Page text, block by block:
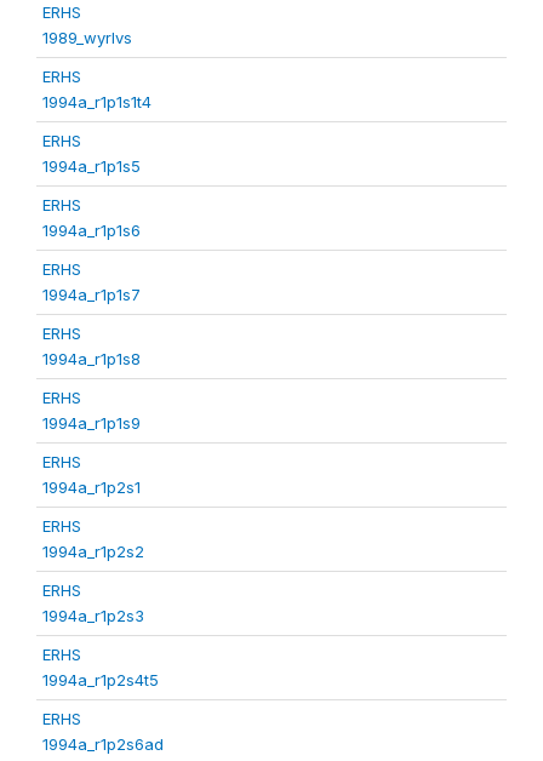
ERHS
1989_wyrlvs
ERHS
1994a_r1p1s1t4
ERHS
1994a_r1p1s5
ERHS
1994a_r1p1s6
ERHS
1994a_r1p1s7
ERHS
1994a_r1p1s8
ERHS
1994a_r1p1s9
ERHS
1994a_r1p2s1
ERHS
1994a_r1p2s2
ERHS
1994a_r1p2s3
ERHS
1994a_r1p2s4t5
ERHS
1994a_r1p2s6ad